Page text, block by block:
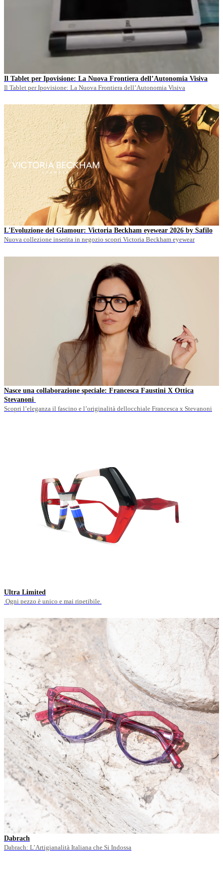
Il Tablet per Ipovisione: La Nuova Frontiera dell’Autonomia Visiva
Il Tablet per Ipovisione: La Nuova Frontiera dell’Autonomia Visiva
L'Evoluzione del Glamour: Victoria Beckham eyewear 2026 by Safilo
Nuova collezione inserita in negozio scopri Victoria Beckham eyewear
Nasce una collaborazione speciale: Francesca Faustini X Ottica
Stevanoni
Scopri l’eleganza il fascino e l’originalità dellocchiale Francesca x Stevanoni
Ultra Limited
Ogni pezzo è unico e mai ripetibile.
Dabrach
Dabrach: L’Artigianalità Italiana che Si Indossa